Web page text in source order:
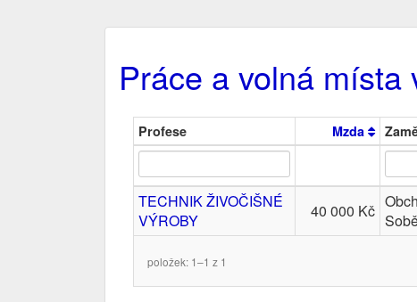
Práce a volná místa
Profese Mzda
TECHNIK ŽIVOČIŠNÉ
VÝROBY
40 000 Kč
položek: 1–1 z 1